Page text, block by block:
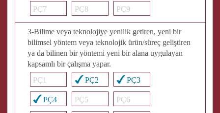
PÇ7 PÇ8 PÇ9
3-Bilime veya teknolojiye yenilik getiren, yeni bir
bilimsel yöntem veya teknolojik ürün/süreç geliştiren
ya da bilinen bir yöntemi yeni bir alana uygulayan
kapsamlı bir çalışma yapar.
PÇ1
PÇ2 PÇ3
PÇ4 PÇ5 PÇ6